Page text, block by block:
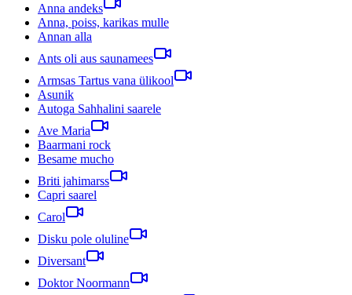
Anna andeks
Anna, poiss, karikas mulle
Annan alla
Ants oli aus saunamees
Armsas Tartus vana ülikool
Asunik
Autoga Sahhalini saarele
Ave Maria
Baarmani rock
Besame mucho
Briti jahimarss
Capri saarel
Carol
Disku pole oluline
Diversant
Doktor Noormann